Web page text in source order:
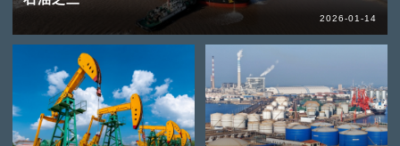
2026-01-14